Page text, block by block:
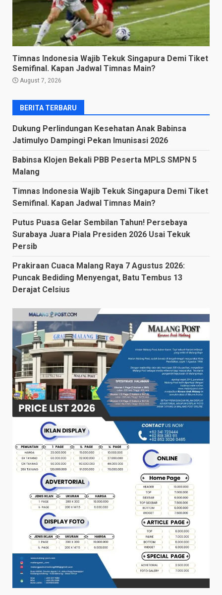
Timnas Indonesia Wajib Tekuk Singapura Demi Tiket
Semifinal. Kapan Jadwal Timnas Main?
August 7, 2026
BERITA TERBARU
Dukung Perlindungan Kesehatan Anak Babinsa
Jatimulyo Dampingi Pekan Imunisasi 2026
Babinsa Klojen Bekali PBB Peserta MPLS SMPN 5
Malang
Timnas Indonesia Wajib Tekuk Singapura Demi Tiket
Semifinal. Kapan Jadwal Timnas Main?
Putus Puasa Gelar Sembilan Tahun! Persebaya
Surabaya Juara Piala Presiden 2026 Usai Tekuk
Persib
Prakiraan Cuaca Malang Raya 7 Agustus 2026:
Puncak Bediding Menyengat, Batu Tembus 13
Derajat Celsius